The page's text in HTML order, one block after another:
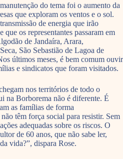
do tema foi o aumento da
que exploram os ventos e o sol.
de energia que irão
os representantes passaram em
de Jandaíra, Arara,
São Sebastião de Lagoa de
últimos meses, é bem comum ouvir
e sindicatos que foram visitados.
nos territórios de todo o
na Borborema não é diferente. É
as famílias de forma
têm força social para resistir. Sem
adequadas sobre os riscos. O
de 60 anos, que não sabe ler,
vida?”, dispara Rose.